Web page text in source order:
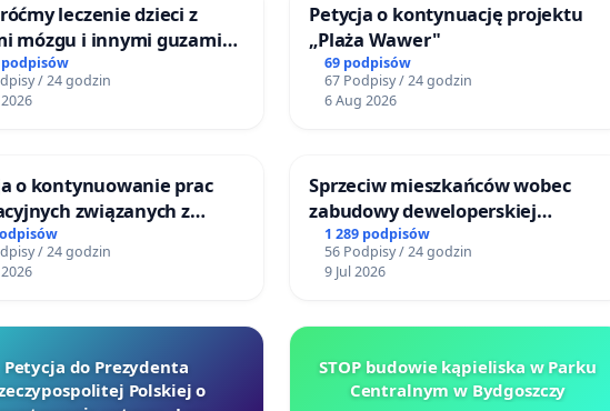
leczenie dzieci z
mózgu i innymi guzami
do Górnośląskiego
Zdrowia Dziecka w
podpisów
/ 24 godzin
Petycja o kontynuację projektu
„Plaża Wawer"
69 podpisów
67 Podpisy / 24 godzin
6 Aug 2026
o kontynuowanie prac
związanych z
prawa rodzinnego
/ 24 godzin
Sprzeciw mieszkańców wobec
zabudowy deweloperskiej
terenow zielonych w rejonie
Bulwarów Straceńskich w
Bielsku-Białej
1 289 podpisów
56 Podpisy / 24 godzin
9 Jul 2026
Petycja do Prezydenta
Polskiej o
STOP budowie kąpieliska w Parku
Centralnym w Bydgoszczy